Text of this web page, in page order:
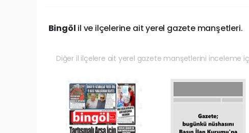
Bingöl il ve ilçelerine ait yerel gazete manşetleri.
Diğer il ilçelere ait yerel gazete manşetlerini inceleme